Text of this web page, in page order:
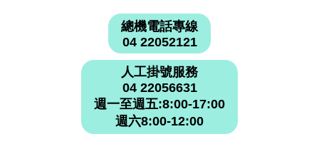
總機電話專線
04 22052121
人工掛號服務
04 22056631
週一至週五:8:00-17:00
週六8:00-12:00